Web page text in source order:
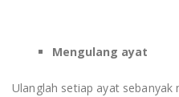
Mengulang ayat
Ulanglah setiap ayat sebanyak